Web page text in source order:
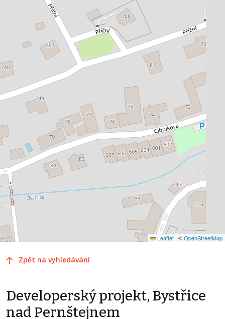
Leaflet | ©OpenStreetMap
Zpět na vyhledávání
Developerský projekt, Bystřice
nad Pernštejnem